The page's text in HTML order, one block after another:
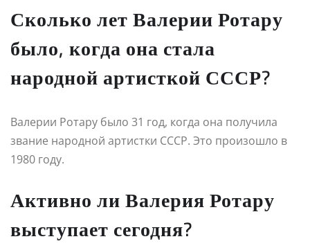
Сколько лет Валерии Ротару
было, когда она стала
народной артисткой СССР?
Валерии Ротару было 31 год, когда она получила
звание народной артистки СССР. Это произошло в
1980 году.
Активно ли Валерия Ротару
выступает сегодня?